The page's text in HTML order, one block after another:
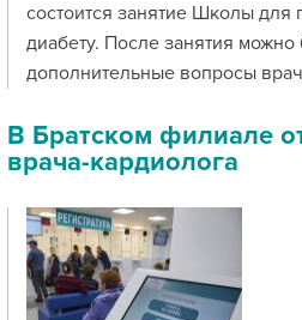
состоится занятие Школы для
диабету. После занятия можно
дополнительные вопросы
В Братском филиале
врача-кардиолога